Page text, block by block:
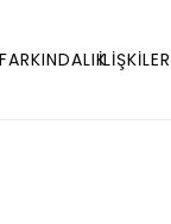
FARKINDALIKİLİŞKİLER